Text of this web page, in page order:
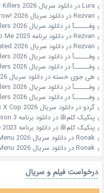
Luraدردانلود سریال A Shop for Killers 2026
Rezvanدردانلود سریال See You at Work Tomorrow! 2026
وفــــــآدردانلود سریال A Shop for Killers 2026
Rezvanدردانلود برنامه Noona is A Woman to Me 2025
Rezvanدردانلود سریال Agent Kim Reactivated 2026
وفــــــآدردانلود سریال A Shop for Killers 2026
وفــــــآدردانلود سریال A Shop for Killers 2026
هی جوی خستهدردانلود سریال Overdo 2026
وفــــــآدردانلود سریال A Shop for Killers 2026
وفــــــآدردانلود سریال A Shop for Killers 2026
گردو دردانلود سریال Flex X Cop 2026
پنکیک کلم🥞دردانلود برنامه Fresh off the Sea Season 3
پنکیک کلم🥞دردانلود برنامه Zombieverse 2023
Ronakدردانلود سریال Love on the Menu 2026
Ronakدردانلود سریال Love on the Menu 2026
درخواست فیلم و سریال